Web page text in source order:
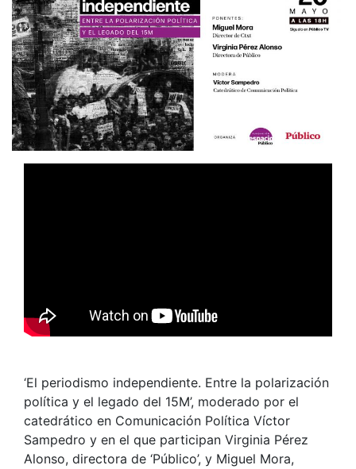
‘El periodismo independiente. Entre la polarización
política y el legado del 15M’, moderado por el
catedrático en Comunicación Política Víctor
Sampedro y en el que participan Virginia Pérez
Alonso, directora de ‘Público’, y Miguel Mora,